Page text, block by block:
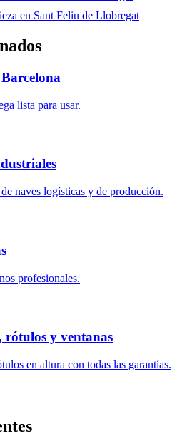
en Sant Feliu de Llobregat
lista para usar.
naves logísticas y de producción.
profesionales.
rótulos y ventanas
en altura con todas las garantías.